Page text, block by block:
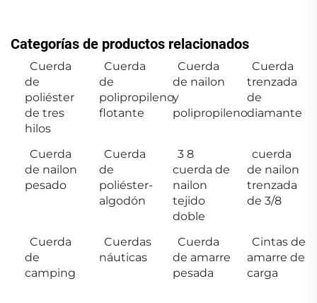
Categorías de productos relacionados
Cuerda
de
poliéster
de tres
hilos
Cuerda
de
polipropileno
flotante
Cuerda
de nailon
y
polipropileno
Cuerda
trenzada
de
diamante
Cuerda
de nailon
pesado
Cuerda
de
poliéster-
algodón
3 8
cuerda de
nailon
tejido
doble
cuerda
de nailon
trenzada
de 3/8
Cuerda
de
camping
Cuerdas
náuticas
Cuerda
de amarre
pesada
Cintas de
amarre de
carga